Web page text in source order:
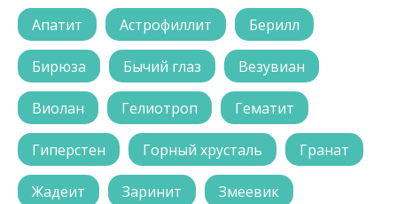
Апатит Астрофиллит Берилл
Бирюза Бычий глаз Везувиан
Виолан Гелиотроп Гематит
Гиперстен Горный хрусталь Гранат
Жадеит Заринит Змеевик